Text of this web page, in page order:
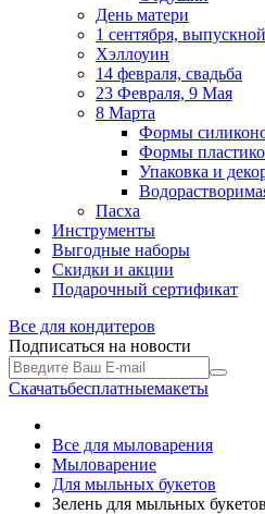
День матери
1 сентября, выпускной
Хэллоуин
14 февраля, свадьба
23 Февраля, 9 Мая
8 Марта
Формы
Формы
Упаковка и
Пасха
Инструменты
Выгодные наборы
Скидки и акции
Подарочный сертификат
Все для кондитеров
Подписаться на новости
Скачатьбесплатныемакеты
Все для мыловарения
Мыловарение
Для мыльных букетов
Зелень для мыльных